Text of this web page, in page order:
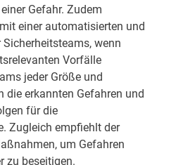
Gefahr. Zudem
einer automatisierten und
wenn
Vorfälle
jeder Größe und
die erkannten Gefahren und
für die
Zugleich empfiehlt der
um Gefahren
zu beseitigen.